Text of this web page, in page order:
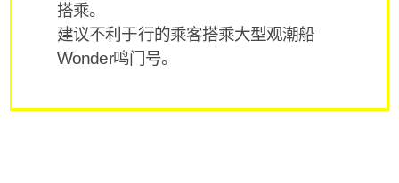
搭乘。
建议不利于行的乘客搭乘大型观潮船
Wonder鸣门号。